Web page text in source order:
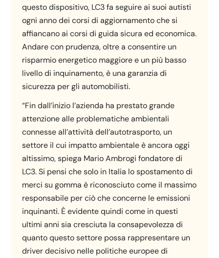
questo dispositivo, LC3 fa seguire ai suoi autisti
ogni anno dei corsi di aggiornamento che si
affiancano ai corsi di guida sicura ed economica.
Andare con prudenza, oltre a consentire un
risparmio energetico maggiore e un più basso
livello di inquinamento, è una garanzia di
sicurezza per gli automobilisti.
“Fin dall’inizio l’azienda ha prestato grande
attenzione alle problematiche ambientali
connesse all’attività dell’autotrasporto, un
settore il cui impatto ambientale è ancora oggi
altissimo, spiega Mario Ambrogi fondatore di
LC3. Si pensi che solo in Italia lo spostamento di
merci su gomma è riconosciuto come il massimo
responsabile per ciò che concerne le emissioni
inquinanti. È evidente quindi come in questi
ultimi anni sia cresciuta la consapevolezza di
quanto questo settore possa rappresentare un
driver decisivo nelle politiche europee di